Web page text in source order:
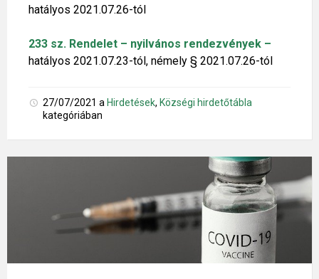
hatályos 2021.07.26-tól
233 sz. Rendelet – nyilvános rendezvények –
hatályos 2021.07.23-tól, némely § 2021.07.26-tól
27/07/2021 a Hirdetések, Községi hirdetőtábla
kategóriában